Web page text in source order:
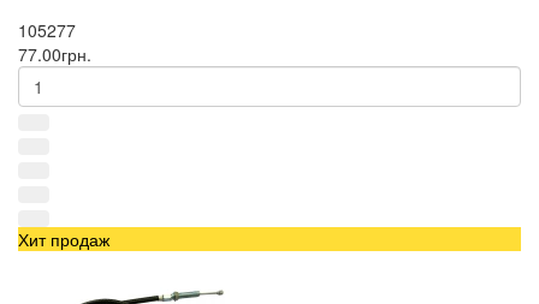
105277
77.00грн.
Хит продаж